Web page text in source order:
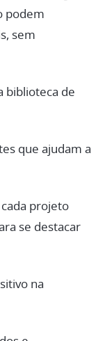
podem
sem
biblioteca de
que ajudam a
cada projeto
se destacar
na